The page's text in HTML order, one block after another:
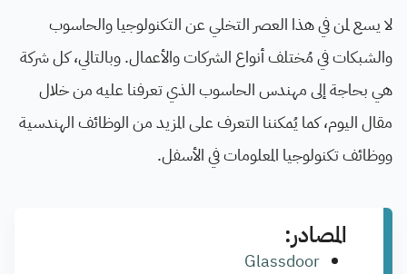
لا يسع لمن في هذا العصر التخلي عن التكنولوجيا والحاسوب
والشبكات في مُختلف أنواع الشركات والأعمال. وبالتالي، كل شركة
هي بحاجة إلى مهندس الحاسوب الذي تعرفنا عليه من خلال
مقال اليوم، كما يُمكننا التعرف على المزيد من الوظائف الهندسية
ووظائف تكنولوجيا المعلومات في الأسفل.
المصادر:
Glassdoor